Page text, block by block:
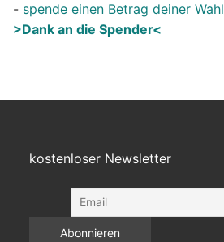
- spende einen Betrag deiner Wahl
>Dank an die Spender<
kostenloser Newsletter